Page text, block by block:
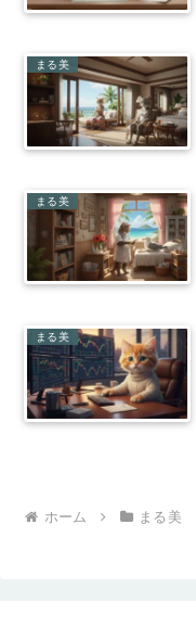
まる美
まる美
まる美
ホーム まる美